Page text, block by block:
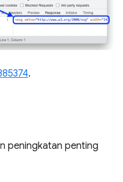
.
peningkatan penting